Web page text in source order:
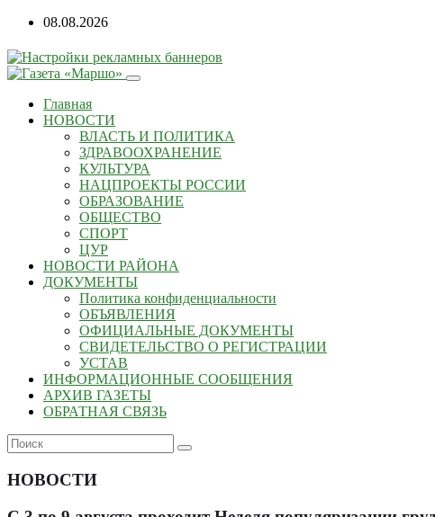
08.08.2026
Главная
НОВОСТИ
ВЛАСТЬ И ПОЛИТИКА
ЗДРАВООХРАНЕНИЕ
КУЛЬТУРА
НАЦПРОЕКТЫ РОССИИ
ОБРАЗОВАНИЕ
ОБЩЕСТВО
СПОРТ
ЦУР
НОВОСТИ РАЙОНА
ДОКУМЕНТЫ
Политика конфиденциальности
ОБЪЯВЛЕНИЯ
ОФИЦИАЛЬНЫЕ ДОКУМЕНТЫ
СВИДЕТЕЛЬСТВО О РЕГИСТРАЦИИ
УСТАВ
ИНФОРМАЦИОННЫЕ СООБЩЕНИЯ
АРХИВ ГАЗЕТЫ
ОБРАТНАЯ СВЯЗЬ
НОВОСТИ